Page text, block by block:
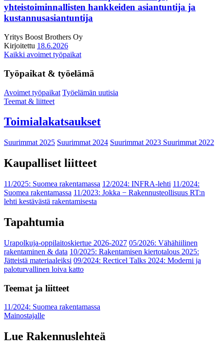
yhteistoiminnallisten hankkeiden asiantuntija ja
kustannusasiantuntija
Yritys Boost Brothers Oy
Kirjoitettu 18.6.2026
Kaikki avoimet työpaikat
Työpaikat & työelämä
Avoimet työpaikat Työelämän uutisia
Teemat & liitteet
Toimialakatsaukset
Suurimmat 2025 Suurimmat 2024 Suurimmat 2023 Suurimmat 2022
Kaupalliset liitteet
11/2025: Suomea rakentamassa 12/2024: INFRA-lehti 11/2024:
Suomea rakentamassa 11/2023: Jokka − Rakennusteollisuus RT:n
lehti kestävästä rakentamisesta
Tapahtumia
Urapolkuja-oppilaitoskiertue 2026-2027 05/2026: Vähähiilinen
rakentaminen & data 10/2025: Rakentamisen kiertotalous 2025:
Jätteistä materiaaleiksi 09/2024: Recticel Talks 2024: Moderni ja
paloturvallinen loiva katto
Teemat ja liitteet
11/2024: Suomea rakentamassa
Mainostajalle
Lue Rakennuslehteä